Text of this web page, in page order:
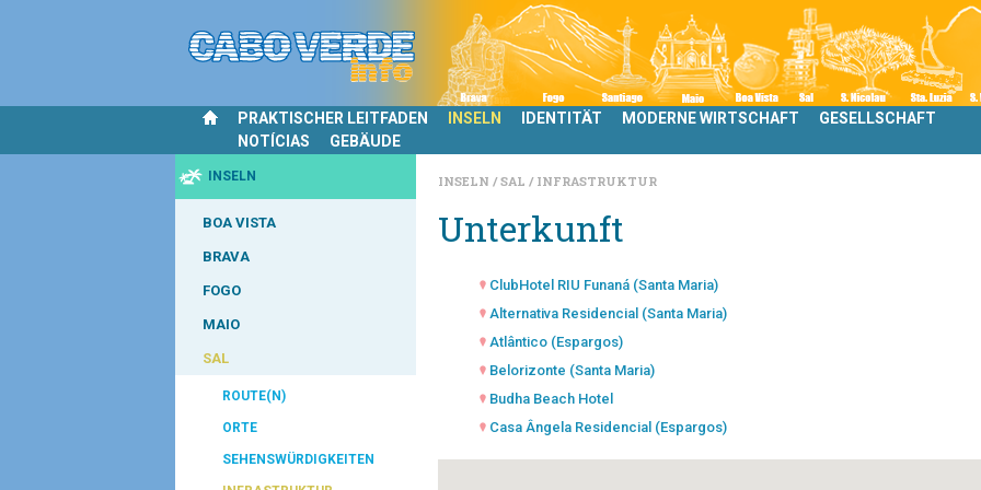
PRAKTISCHER LEITFADEN INSELN IDENTITÄT MODERNE WIRTSCHAFT
GESELLSCHAFT
NOTÍCIAS
GEBÄUDE
INSELN
BOA VISTA
BRAVA
FOGO
MAIO
SAL
ROUTE(N)
ORTE
SEHENSWÜRDIGKEITEN
INSELN SAL INFRASTRUKTUR
Unterkunft
ClubHotel RIU Funaná (Santa Maria)
Alternativa Residencial (Santa Maria)
Atlântico (Espargos)
Belorizonte (Santa Maria)
Budha Beach Hotel
Casa Ângela Residencial (Espargos)
Dunas de Sal (Santa Maria)